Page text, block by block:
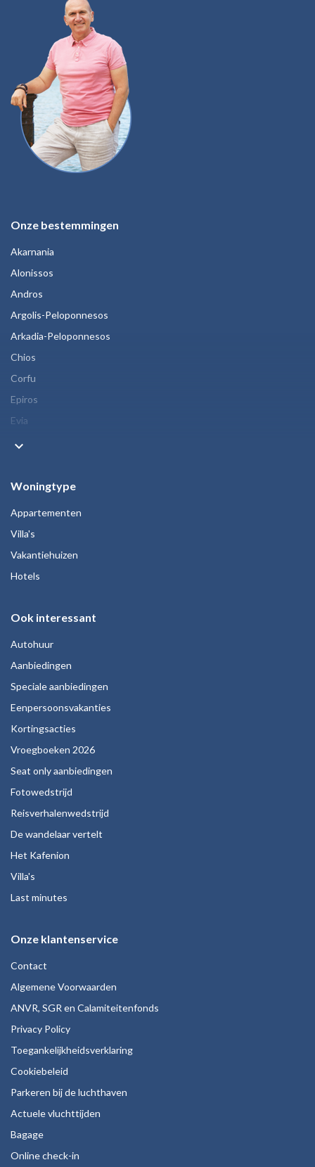
Onze bestemmingen
Akarnania
Alonissos
Andros
Argolis-Peloponnesos
Arkadia-Peloponnesos
Chios
Corfu
Epiros
Evia
keyboard_arrow_down
Woningtype
Appartementen
Villa's
Vakantiehuizen
Hotels
Ook interessant
Autohuur
Aanbiedingen
Speciale aanbiedingen
Eenpersoonsvakanties
Kortingsacties
Vroegboeken 2026
Seat only aanbiedingen
Fotowedstrijd
Reisverhalenwedstrijd
De wandelaar vertelt
Het Kafenion
Villa's
Last minutes
Onze klantenservice
Contact
Algemene Voorwaarden
ANVR, SGR en Calamiteitenfonds
Privacy Policy
Toegankelijkheidsverklaring
Cookiebeleid
Parkeren bij de luchthaven
Actuele vluchttijden
Bagage
Online check-in